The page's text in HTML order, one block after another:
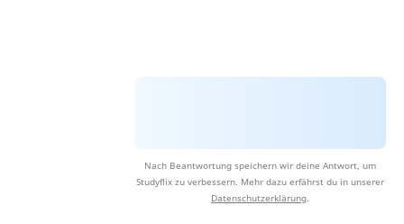
Nach Beantwortung speichern wir deine Antwort, um
Studyflix zu verbessern. Mehr dazu erfährst du in unserer
Datenschutzerklärung.